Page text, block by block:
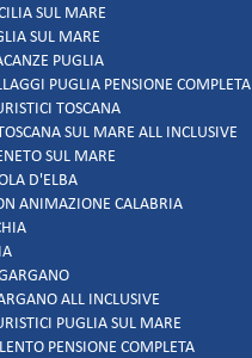
SUL MARE
SUL MARE
PUGLIA
PUGLIA PENSIONE COMPLETA
TOSCANA
SUL MARE ALL INCLUSIVE
SUL MARE
D'ELBA
ANIMAZIONE CALABRIA
ALL INCLUSIVE
PUGLIA SUL MARE
PENSIONE COMPLETA